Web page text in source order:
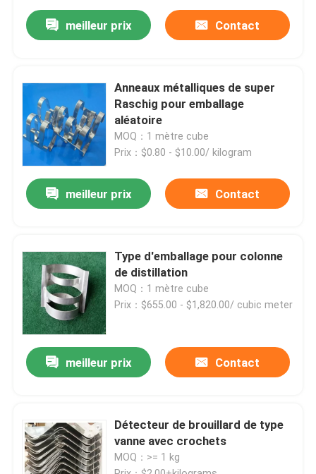
Produits
Vidéos
À propos de nous
Contrôle de la qualité
Nous contacter
Demandez un devis
Filtre moléculaire PSA
Zéolite à tamis moléculaire
meilleur prix Contact
Anneaux métalliques de super
Raschig pour emballage
aléatoire
MOQ：1 mètre cube
Prix：$0.80 - $10.00/ kilogram
meilleur prix Contact
Type d'emballage pour colonne
de distillation
MOQ：1 mètre cube
Prix：$655.00 - $1,820.00/ cubic meter
meilleur prix Contact
Détecteur de brouillard de type
vanne avec crochets
MOQ：>= 1 kg